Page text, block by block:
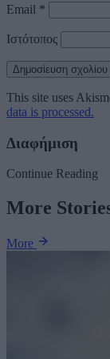
Email *
Ιστότοπος
This site uses
data is processed.
Διαφήμιση
Continue Reading
More
More